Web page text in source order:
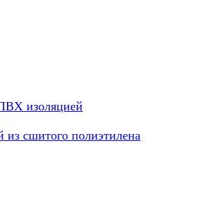
изоляцией
из сшитого полиэтилена